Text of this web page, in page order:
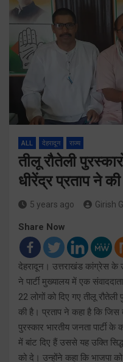
ALL देहरादून राज्य
तीलू रौतेली
धीरेंद्र प्रताप ने की
5 years ago Girish
Share Now
देहरादून। उत्तराखंड कांग्रेस के
ने पार्टी मुख्यालय में एक
22 लोगों को दिए गए तीलू रौतेली
की है। प्रताप ने कहा है कि
पुरस्कार भारतीय जनता पार्टी के
में बांट दिए हैं उससे यह उक्ति
को दे। उन्होंने कहा कि भाजपा